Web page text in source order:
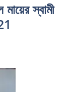
স্বামী